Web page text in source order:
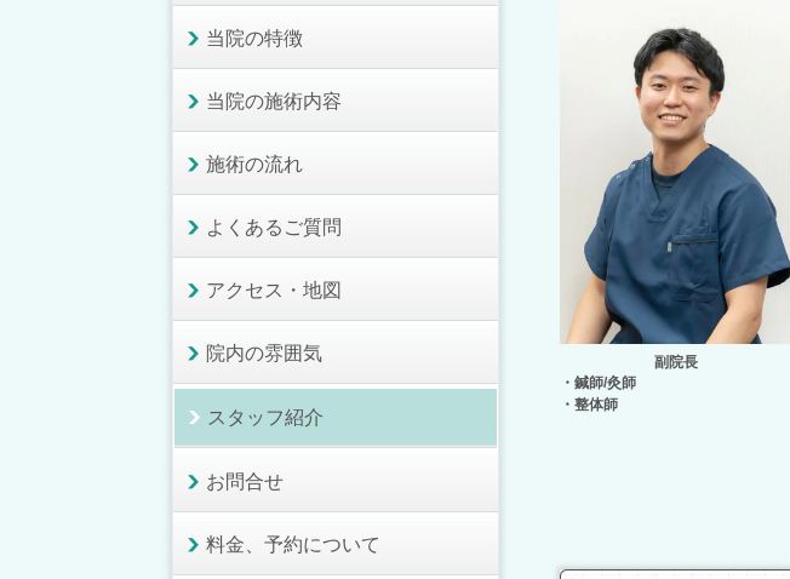
副院長
・鍼師/灸師
・整体師
当院の特徴
当院の施術内容
施術の流れ
よくあるご質問
アクセス・地図
院内の雰囲気
スタッフ紹介
お問合せ
料金、予約について